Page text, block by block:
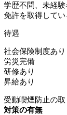
学歴不問、未経
免許を取得して
待遇
社会保険制度あり
労災完備
研修あり
昇給あり
受動喫煙防止の
対策の有無